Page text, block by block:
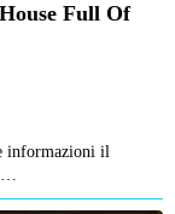
Full Of
informazioni il